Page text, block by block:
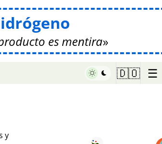
es mentira
🇩🇴 ☰
y